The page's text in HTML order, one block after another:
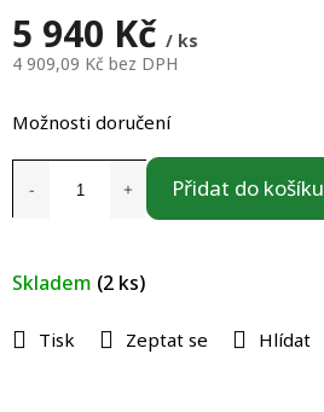
5 940 Kč / ks
4 909,09 Kč bez DPH
cena:
Skladem (2 ks)
Možnosti doručení
Přidat do košíku
Tisk Zeptat se Hlídat